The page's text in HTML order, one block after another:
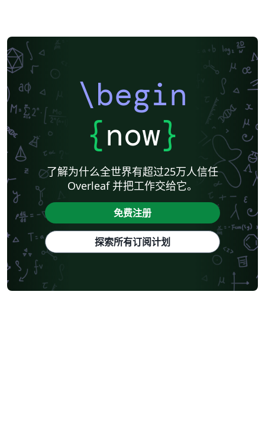
\begin
{now}
了解为什么全世界有超过25万人信任
Overleaf 并把工作交给它。
免费注册
探索所有订阅计划